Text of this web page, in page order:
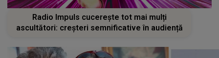
Radio Impuls cucerește tot mai mulți
ascultători: creșteri semnificative în audiență